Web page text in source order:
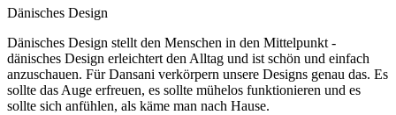
Dänisches Design
Dänisches Design stellt den Menschen in den Mittelpunkt -
dänisches Design erleichtert den Alltag und ist schön und einfach
anzuschauen. Für Dansani verkörpern unsere Designs genau das. Es
sollte das Auge erfreuen, es sollte mühelos funktionieren und es
sollte sich anfühlen, als käme man nach Hause.